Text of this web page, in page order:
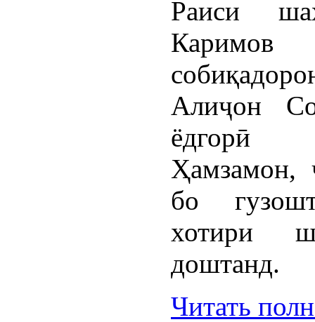
Раиси
Алиҷон
ёдгорӣ
Ҳамзамон,
бо
хотири
доштанд.
Читать